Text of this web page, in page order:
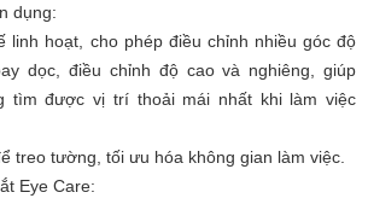
dụng:
linh hoạt, cho phép điều chỉnh nhiều góc độ
dọc, điều chỉnh độ cao và nghiêng, giúp
tìm được vị trí thoải mái nhất khi làm việc
treo tường, tối ưu hóa không gian làm việc.
Eye Care: